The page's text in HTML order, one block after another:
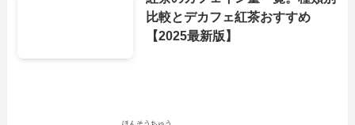
比較とデカフェ紅茶おすすめ
【2025最新版】
ほんそうちゅう